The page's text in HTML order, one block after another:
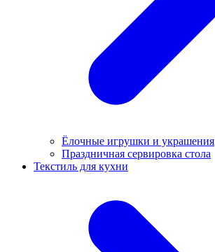
Ёлочные игрушки и украшения
Праздничная сервировка стола
Текстиль для кухни